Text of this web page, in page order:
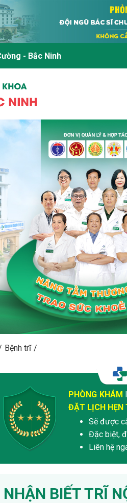
- Bắc Ninh
Bệnh trĩ /
PHÒNG KHÁM
ĐẶT LỊCH HẸN
Sẽ được
Đặc biệt,
Liên hệ
NHẬN BIẾT TRĨ